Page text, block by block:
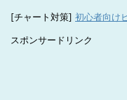
[チャート対策] 初心者向け
スポンサードリンク